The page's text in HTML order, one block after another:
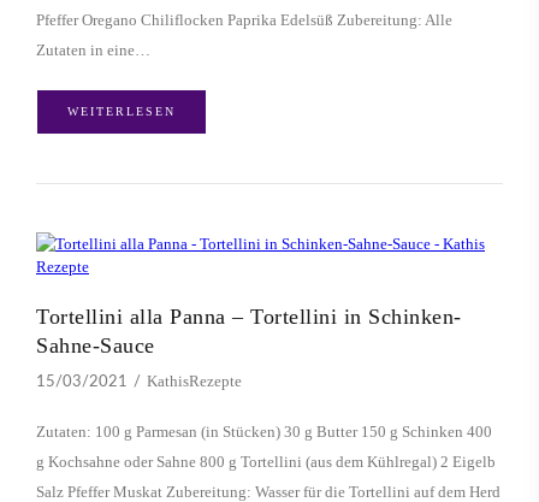
Pfeffer Oregano Chiliflocken Paprika Edelsüß Zubereitung: Alle
Zutaten in eine…
WEITERLESEN
Tortellini alla Panna – Tortellini in Schinken-
Sahne-Sauce
15/03/2021 KathisRezepte
Zutaten: 100 g Parmesan (in Stücken) 30 g Butter 150 g Schinken 400
g Kochsahne oder Sahne 800 g Tortellini (aus dem Kühlregal) 2 Eigelb
Salz Pfeffer Muskat Zubereitung: Wasser für die Tortellini auf dem Herd